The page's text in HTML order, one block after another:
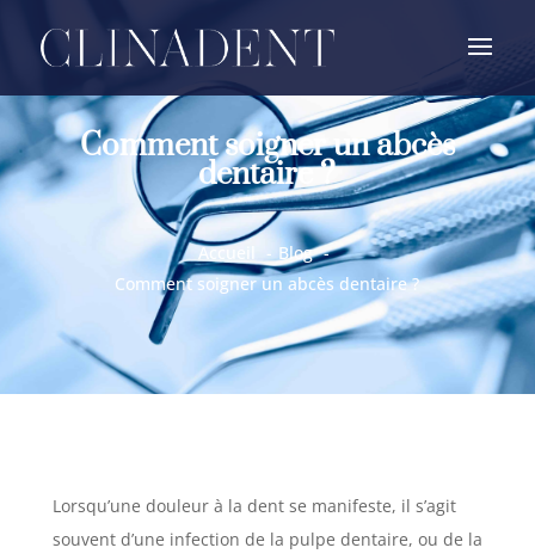
Comment soigner un abcès
dentaire ?
Accueil
Blog
Comment soigner un abcès dentaire ?
Lorsqu’une douleur à la dent se manifeste, il s’agit
souvent d’une infection de la pulpe dentaire, ou de la